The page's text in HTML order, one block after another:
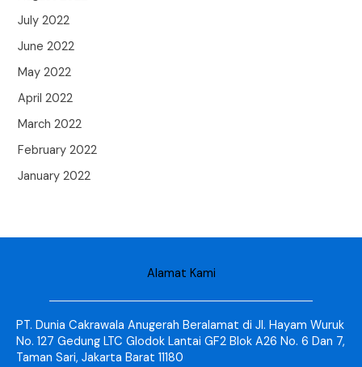
July 2022
June 2022
May 2022
April 2022
March 2022
February 2022
January 2022
Alamat Kami
PT. Dunia Cakrawala Anugerah Beralamat di Jl. Hayam Wuruk
No. 127 Gedung LTC Glodok Lantai GF2 Blok A26 No. 6 Dan 7,
Taman Sari, Jakarta Barat 11180